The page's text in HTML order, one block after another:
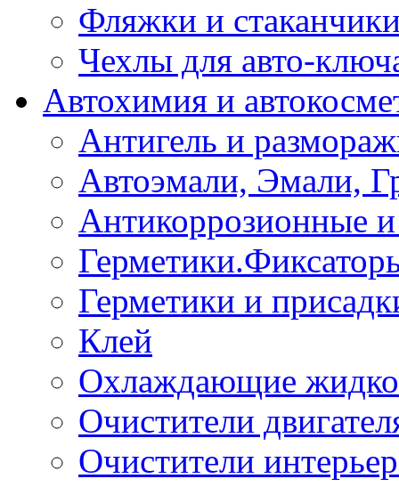
Фляжки и
Чехлы для авто-
Автохимия и
Антигель и
Автоэмали, Эмали,
Антикоррозионные
Герметики и
Клей
Охлаждающие
Очистители
Очистители